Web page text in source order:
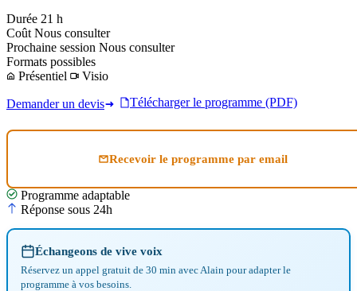
Durée 21 h
Coût Nous consulter
Prochaine session Nous consulter
Formats possibles
Présentiel
Visio
Demander un devis Télécharger le programme (PDF)
Recevoir le programme par email
Programme adaptable
Réponse sous 24h
Échangeons de vive voix
Réservez un appel gratuit de 30 min avec Alain pour adapter le
programme à vos besoins.